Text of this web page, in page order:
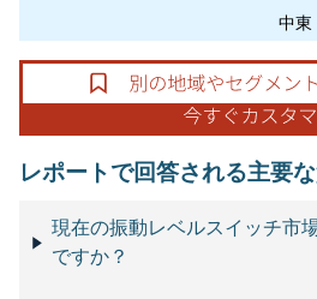
中東
レポートで回答される主要
現在の振動レベルスイッチ市
ですか？